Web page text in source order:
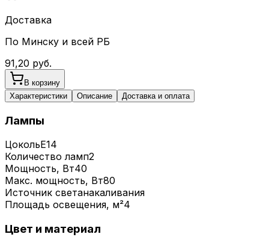
Доставка
По Минску и всей РБ
91,20 руб.
В корзину
Характеристики
Описание Доставка и оплата
Лампы
ЦокольE14
Количество ламп2
Мощность, Вт40
Макс. мощность, Вт80
Источник светанакаливания
Площадь освещения, м²4
Цвет и материал